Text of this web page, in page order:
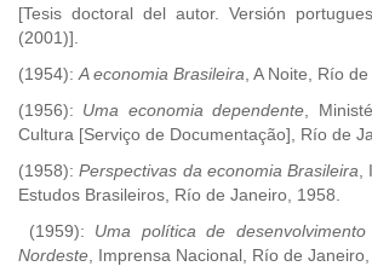
[Tesis doctoral del autor. Versión
(2001)].
(1954): A economia Brasileira , A Noite, Río
(1956): Uma economia dependente ,
Cultura [Serviço de Documentação], Río de
(1958):Perspectivas da economia Brasileira
Estudos Brasileiros, Río de Janeiro, 1958.
(1959): Uma política de
Nordeste , Imprensa Nacional, Río de Janeiro,